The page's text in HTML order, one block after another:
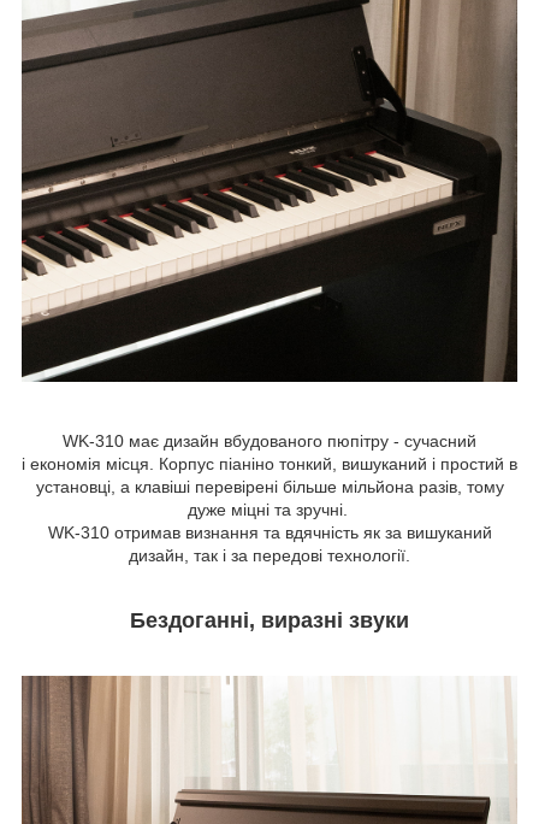
WK-310 має дизайн вбудованого пюпітру - сучасний
і економія місця. Корпус піаніно тонкий, вишуканий і простий в
установці, а клавіші перевірені більше мільйона разів, тому
дуже міцні та зручні.
WK-310 отримав визнання та вдячність як за вишуканий
дизайн, так і за передові технології.
Бездоганні, виразні звуки